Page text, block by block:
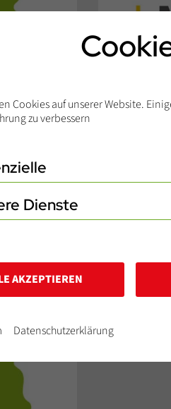
und
die Ruhe
Cookies auf unserer Website.
zu verbessern
Dienste
AKZEPTIEREN
Datenschutzerklärung